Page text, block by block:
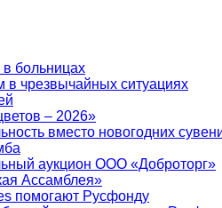
больницах
чрезвычайных ситуациях
– 2026»
вместо новогодних
аукцион ООО «Доброторг»
Ассамблея»
помогают Русфонду